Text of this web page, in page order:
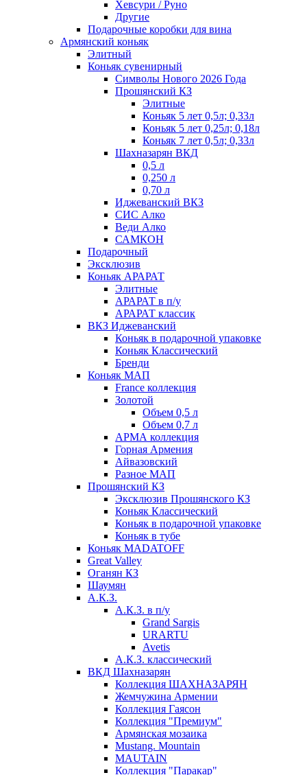
Хевсури / Руно
Другие
Подарочные коробки для вина
Армянский коньяк
Элитный
Коньяк сувенирный
Символы Нового 2026 Года
Прошянский КЗ
Элитные
Коньяк 5 лет 0,5л; 0,33л
Коньяк 5 лет 0,25л; 0,18л
Коньяк 7 лет 0,5л; 0,33л
Шахназарян ВКД
0,5 л
0,250 л
0,70 л
Иджеванский ВКЗ
СИС Алко
Веди Алко
САМКОН
Подарочный
Эксклюзив
Коньяк АРАРАТ
Элитные
АРАРАТ в п/у
АРАРАТ классик
ВКЗ Иджеванский
Коньяк в подарочной упаковке
Коньяк Классический
Бренди
Коньяк МАП
France коллекция
Золотой
Объем 0,5 л
Объем 0,7 л
АРМА коллекция
Горная Армения
Айвазовский
Разное МАП
Прошянский КЗ
Эксклюзив Прошянского КЗ
Коньяк Классический
Коньяк в подарочной упаковке
Коньяк в тубе
Коньяк MADATOFF
Great Valley
Оганян КЗ
Шаумян
А.К.З.
А.К.З. в п/у
Grand Sargis
URARTU
Avetis
А.К.З. классический
ВКД Шахназарян
Коллекция ШАХНАЗАРЯН
Жемчужина Армении
Коллекция Гаясон
Коллекция "Премиум"
Армянская мозаика
Mustang. Mountain
MAUTAIN
Коллекция "Паракар"